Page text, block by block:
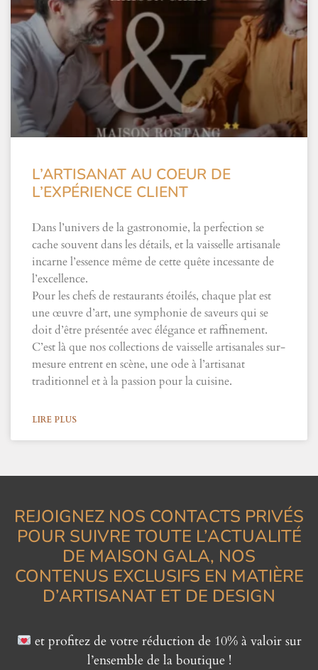
L’ARTISANAT AU COEUR DE
L’EXPÉRIENCE CLIENT
Dans l’univers de la gastronomie, la perfection se
cache souvent dans les détails, et la vaisselle artisanale
incarne l’essence même de cette quête incessante de
l’excellence.
Pour les chefs de restaurants étoilés, chaque plat est
une œuvre d’art, une symphonie de saveurs qui se
doit d’être présentée avec élégance et raffinement.
C’est là que nos collections de vaisselle artisanales sur-
mesure entrent en scène, une ode à l’artisanat
traditionnel et à la passion pour la cuisine.
LIRE PLUS
REJOIGNEZ NOS CONTACTS PRIVÉS
POUR SUIVRE TOUTE L’ACTUALITÉ
DE MAISON GALA, NOS
CONTENUS EXCLUSIFS EN MATIÈRE
D’ARTISANAT ET DE DESIGN
et profitez de votre réduction de 10% à valoir sur
l’ensemble de la boutique !